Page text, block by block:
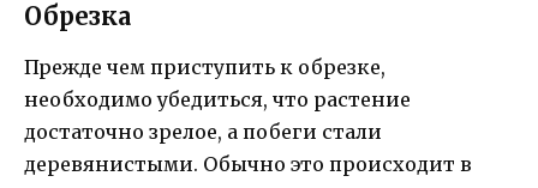
Обрезка
Прежде чем приступить к обрезке,
необходимо убедиться, что растение
достаточно зрелое, а побеги стали
деревянистыми. Обычно это происходит в